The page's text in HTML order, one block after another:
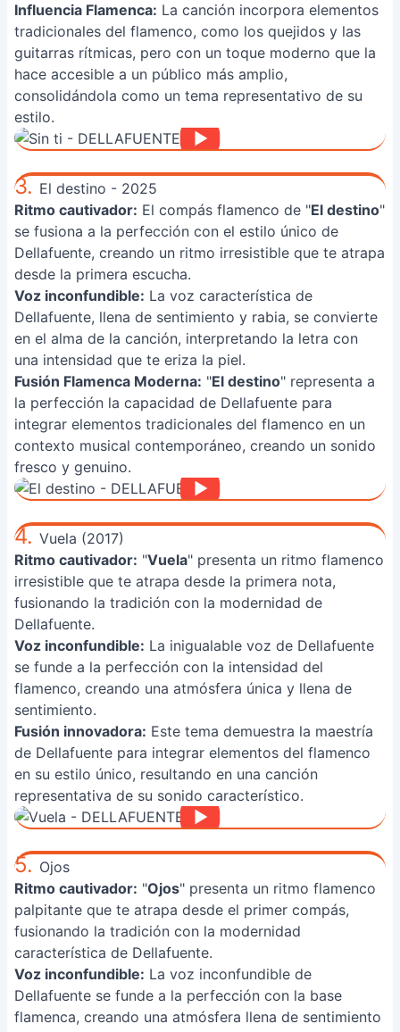
Influencia Flamenca: La canción incorpora elementos
tradicionales del flamenco, como los quejidos y las
guitarras rítmicas, pero con un toque moderno que la
hace accesible a un público más amplio,
consolidándola como un tema representativo de su
estilo.
3. El destino - 2025
Ritmo cautivador: El compás flamenco de "El destino"
se fusiona a la perfección con el estilo único de
Dellafuente, creando un ritmo irresistible que te atrapa
desde la primera escucha.
Voz inconfundible: La voz característica de
Dellafuente, llena de sentimiento y rabia, se convierte
en el alma de la canción, interpretando la letra con
una intensidad que te eriza la piel.
Fusión Flamenca Moderna: "El destino" representa a
la perfección la capacidad de Dellafuente para
integrar elementos tradicionales del flamenco en un
contexto musical contemporáneo, creando un sonido
fresco y genuino.
4. Vuela (2017)
Ritmo cautivador: "Vuela" presenta un ritmo flamenco
irresistible que te atrapa desde la primera nota,
fusionando la tradición con la modernidad de
Dellafuente.
Voz inconfundible: La inigualable voz de Dellafuente
se funde a la perfección con la intensidad del
flamenco, creando una atmósfera única y llena de
sentimiento.
Fusión innovadora: Este tema demuestra la maestría
de Dellafuente para integrar elementos del flamenco
en su estilo único, resultando en una canción
representativa de su sonido característico.
5. Ojos
Ritmo cautivador: "Ojos" presenta un ritmo flamenco
palpitante que te atrapa desde el primer compás,
fusionando la tradición con la modernidad
característica de Dellafuente.
Voz inconfundible: La voz inconfundible de
Dellafuente se funde a la perfección con la base
flamenca, creando una atmósfera llena de sentimiento